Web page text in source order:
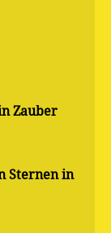
Zauber
Sternen in